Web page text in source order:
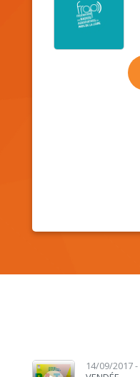
Lecteur audio 14/09/2017-